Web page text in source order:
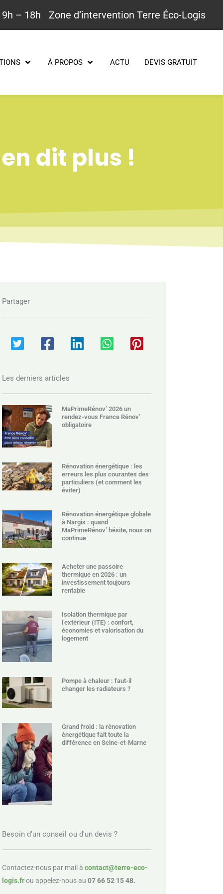
– 18h Zone d’intervention Terre Éco-Logis
À PROPOS ACTU DEVIS GRATUIT
dit plus !
Partager
Les derniers articles
MaPrimeRénov’ 2026 un
rendez-vous France Rénov’
obligatoire
Rénovation énergétique : les
erreurs les plus courantes des
particuliers (et comment les
éviter)
Rénovation énergétique globale
à Nargis : quand
MaPrimeRénov’ hésite, nous on
continue
Acheter une passoire
thermique en 2026 : un
investissement toujours
rentable
Isolation thermique par
l’extérieur (ITE) : confort,
économies et valorisation du
logement
Pompe à chaleur : faut-il
changer les radiateurs ?
Grand froid : la rénovation
énergétique fait toute la
différence en Seine-et-Marne
Besoin d'un conseil ou d'un devis ?
Contactez-nous par mail à contact@terre-eco-
logis.frou appelez-nous au 07 66 52 15 48.